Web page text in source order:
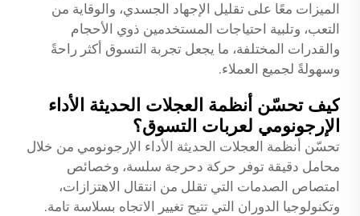
الميزات معًا على تقليل الإجهاد الجسدي، والوقاية من
التعب، وتلبية احتياجات المستخدمين ذوي الأحجام
والقدرات المختلفة، ما يجعل تجربة التسوق أكثر راحةً
وسهولةً لجميع العملاء.
كيف تحسّن أنظمة العجلات الحديثة الأداء
الإرجونومي لعربات التسوق؟
تحسّن أنظمة العجلات الحديثة الأداء الإرجونومي من خلال
محامل دقيقة توفر حركة دحرجة سلسة، وخصائص
امتصاص الصدمات التي تقلل من انتقال الاهتزازات،
وتكنولوجيا الدوران التي تتيح تغيير الاتجاه بسلاسة تامة.